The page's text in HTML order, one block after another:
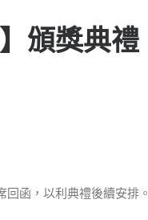
頒獎典禮
回函，以利典禮後續安排。